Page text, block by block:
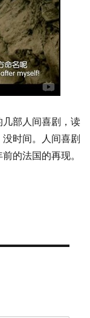
部人间喜剧，读
时间。人间喜剧
的法国的再现。